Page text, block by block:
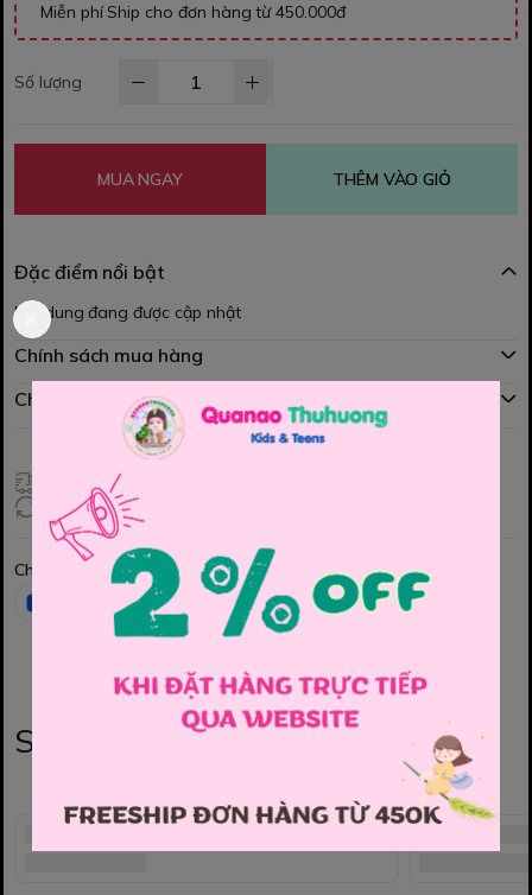
Miễn phí Ship cho đơn hàng từ 450.000đ
Số lượng
MUA NGAY THÊM VÀO GIỎ
Đặc điểm nổi bật
Nội dung đang được cập nhật
Chính sách mua hàng
Chính sách đổi hàng
Giao hàng toàn quốc
Đổi hàng 3 ngày (HCM), 7 ngày (Tỉnh)
Chia sẻ
Sản phẩm liên quan